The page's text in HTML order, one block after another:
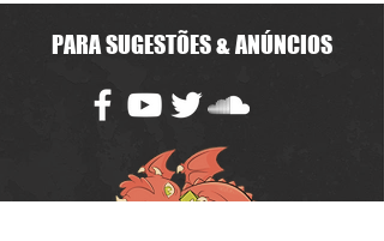
PARA SUGESTÕES & ANÚNCIOS